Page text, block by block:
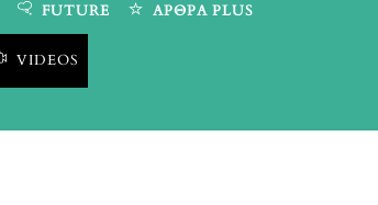
FUTURE ΆΡΘΡΑ PLUS
VIDEOS